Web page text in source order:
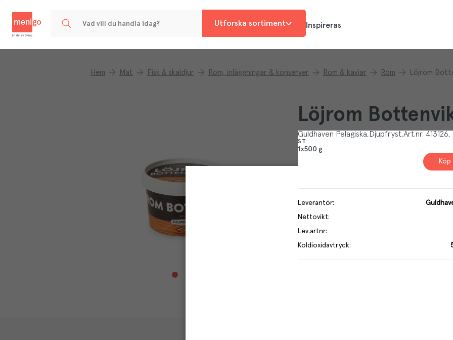
Utforska sortiment Inspireras
Hem Mat Fisk & skaldjur Rom, inläggningar & konserver Rom & kaviar Rom Löjrom
Löjrom
Guldhaven Pelagiska Djupfryst Art.nr. 413126
ST
1x500 g
Köp
Leverantör:
Nettovikt:
Lev.artnr:
Koldioxidavtryck: